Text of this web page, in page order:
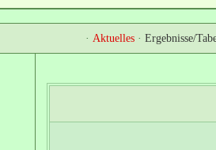
· Aktuelles · Ergebnisse/